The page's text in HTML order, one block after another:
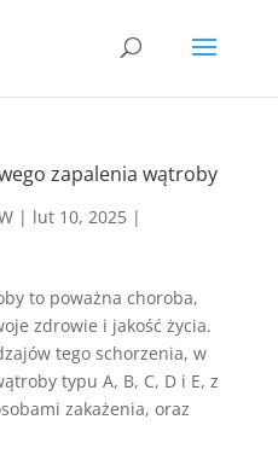
zapalenia wątroby
| lut 10, 2025|
to poważna choroba,
zdrowie i jakość życia.
tego schorzenia, w
typu A, B, C, D i E, z
zakażenia, oraz